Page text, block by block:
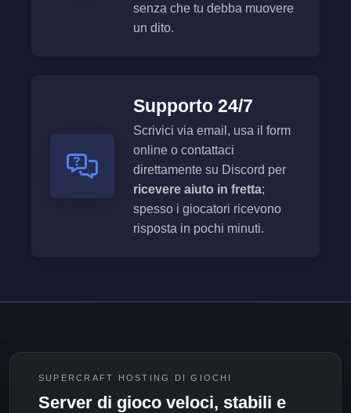
senza che tu debba muovere
un dito.
Supporto 24/7
Scrivici via email, usa il form
online o contattaci
direttamente su Discord per
ricevere aiuto in fretta;
spesso i giocatori ricevono
risposta in pochi minuti.
SUPERCRAFT HOSTING DI GIOCHI
Server di gioco veloci, stabili e